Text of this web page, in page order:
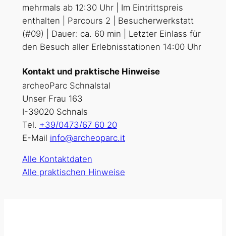
mehrmals ab 12:30 Uhr | Im Eintrittspreis
enthalten | Parcours 2 | Besucherwerkstatt
(#09) | Dauer: ca. 60 min | Letzter Einlass für
den Besuch aller Erlebnisstationen 14:00 Uhr
Kontakt und praktische Hinweise
archeoParc Schnalstal
Unser Frau 163
I-39020 Schnals
Tel. +39/0473/67 60 20
E-Mail info@archeoparc.it
Alle Kontaktdaten
Alle praktischen Hinweise